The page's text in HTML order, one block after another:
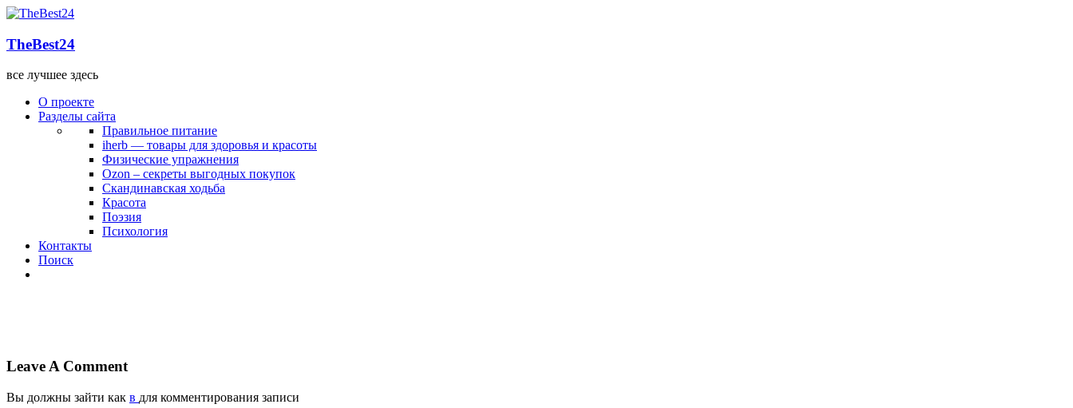
TheBest24
все лучшее здесь
О проекте
Разделы сайта
Правильное питание
iherb — товары для здоровья и красоты
Физические упражнения
Ozon – секреты выгодных покупок
Скандинавская ходьба
Красота
Поэзия
Психология
Контакты
Поиск
Leave A Comment
Вы должны зайти как в для комментирования записи